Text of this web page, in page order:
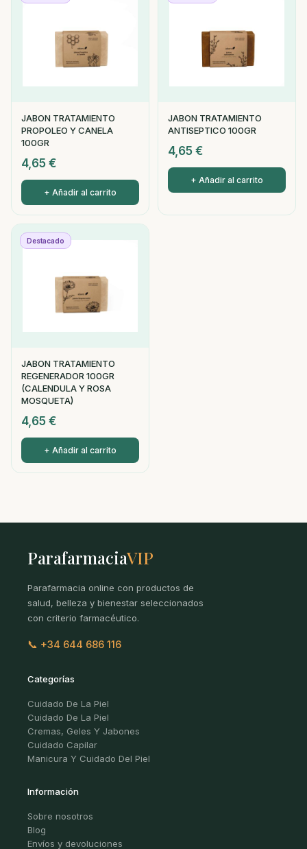
JABON TRATAMIENTO
PROPOLEO Y CANELA
100GR
4,65 €
+ Añadir al carrito
JABON TRATAMIENTO
ANTISEPTICO 100GR
4,65 €
+ Añadir al carrito
Destacado
JABON TRATAMIENTO
REGENERADOR 100GR
(CALENDULA Y ROSA
MOSQUETA)
4,65 €
+ Añadir al carrito
ParafarmaciaVIP
Parafarmacia online con productos de
salud, belleza y bienestar seleccionados
con criterio farmacéutico.
📞 +34 644 686 116
Categorías
Cuidado De La Piel
Cuidado De La Piel
Cremas, Geles Y Jabones
Cuidado Capilar
Manicura Y Cuidado Del Piel
Información
Sobre nosotros
Blog
Envíos y devoluciones